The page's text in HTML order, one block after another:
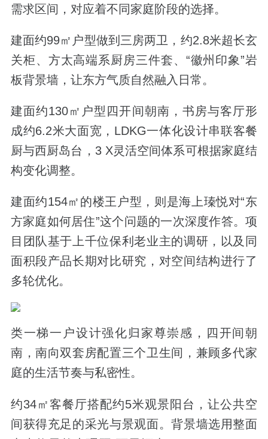
需求区间，对应着不同家庭阶段的选择。
建面约99㎡户型做到三房两卫，约2.8米超长玄
关柜、方太高端系厨房三件套、 “徽州印象”岩
板背景墙，让东方气质自然融入日常。
建面约130㎡户型四开间朝南，书房与客厅形
成约6.2米大面宽， LDKG一体化设计串联客餐
厨与西厨岛台， 3 X灵活空间体系可根据家庭结
构变化调整。
建面约154㎡的楼王户型，则是海上瑧悦对“东
方家庭如何居住”这个问题的一次深度作答。项
目团队基于上千位保利老业主的调研，以及同
面积段产品长期对比研究，对空间结构进行了
多轮优化。
类一梯一户设计强化归家尊崇感，四开间朝
南，南向双套房配置三个卫生间，兼顾多代家
庭的生活节奏与私密性。
约34㎡客餐厅搭配约5米观景阳台，让公共空
间获得充足的采光与景观面。背景墙选用整面